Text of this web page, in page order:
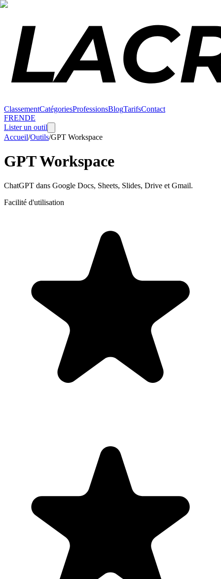
ClassementCatégoriesProfessionsBlogTarifsContact
FRENDE
Lister un outil
Accueil/Outils/GPT Workspace
GPT Workspace
ChatGPT dans Google Docs, Sheets, Slides, Drive et Gmail.
Facilité d'utilisation